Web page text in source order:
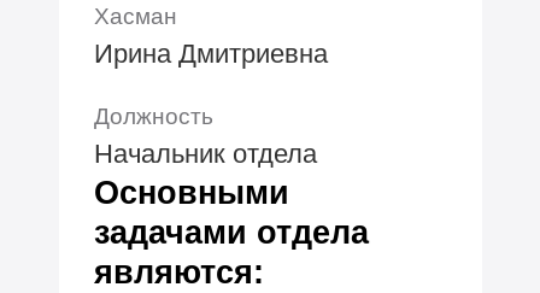
Хасман
Ирина Дмитриевна
Должность
Начальник отдела
Основными
задачами отдела
являются: